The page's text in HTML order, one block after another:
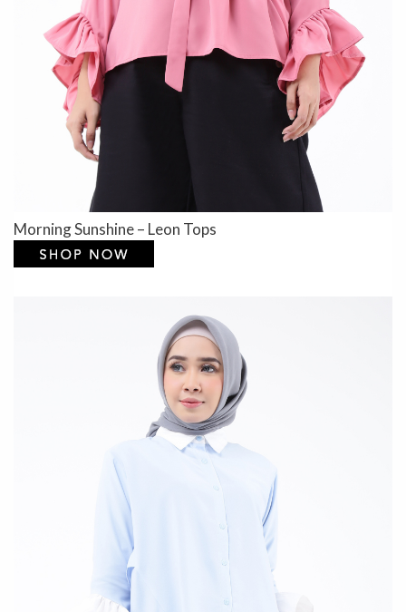
Morning Sunshine – Leon Tops